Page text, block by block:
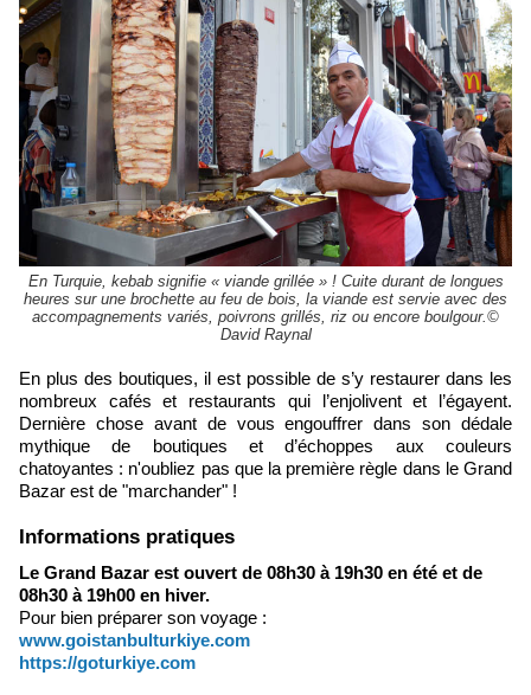
En Turquie, kebab signifie « viande grillée » ! Cuite durant de longues
heures sur une brochette au feu de bois, la viande est servie avec des
accompagnements variés, poivrons grillés, riz ou encore boulgour.©
David Raynal
En plus des boutiques, il est possible de s’y restaurer dans les
nombreux cafés et restaurants qui l’enjolivent et l’égayent.
Dernière chose avant de vous engouffrer dans son dédale
mythique de boutiques et d’échoppes aux couleurs
chatoyantes : n'oubliez pas que la première règle dans le Grand
Bazar est de "marchander" !
Informations pratiques
Le Grand Bazar est ouvert de 08h30 à 19h30 en été et de
08h30 à 19h00 en hiver.
Pour bien préparer son voyage :
www.goistanbulturkiye.com
https://goturkiye.com